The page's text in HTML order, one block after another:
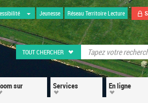
Jeunesse Réseau Territoire Lecture
TOUT CHERCHER
sur Services En ligne